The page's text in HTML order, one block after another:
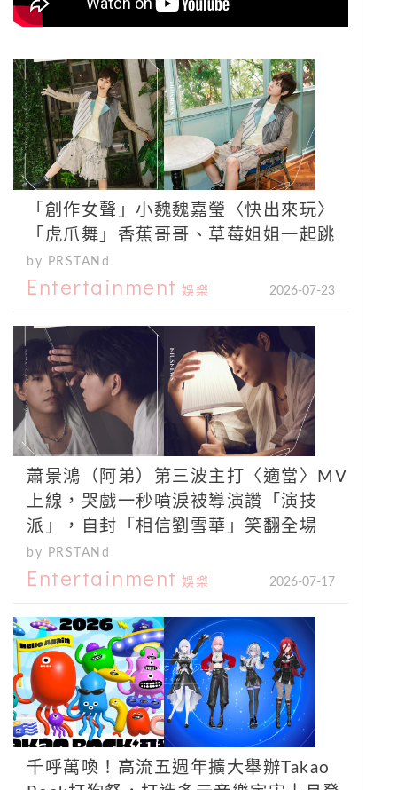
「創作女聲」小魏魏嘉瑩〈快出來玩〉
「虎爪舞」香蕉哥哥、草莓姐姐一起跳
by PRSTANd
Entertainment 娛樂 2026-07-23
蕭景鴻（阿弟）第三波主打〈適當〉MV
上線，哭戲一秒噴淚被導演讚「演技
派」，自封「相信劉雪華」笑翻全場
by PRSTANd
Entertainment 娛樂 2026-07-17
千呼萬喚！高流五週年擴大舉辦Takao